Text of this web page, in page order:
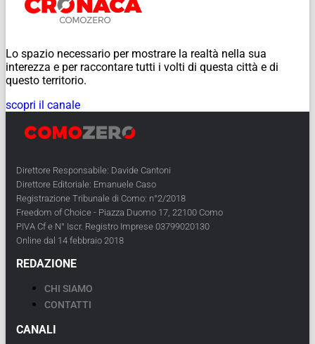
Lo spazio necessario per mostrare la realtà nella sua
interezza e per raccontare tutti i volti di questa città e di
questo territorio.
scopri il canale
Direttore Responsabile: Davide Cantoni
Direttore Editoriale: Emanuele Caso
Registrazione Tribunale di Como: n°2/2018
Freedom of Choice - Piazza Duomo 17, 22100 Como
PIVA Cf e N° Iscr. Registro Imprese 03799020130
Online dal 14 febbraio 2018
REDAZIONE
CHI SIAMO
CONTATTI
CANALI